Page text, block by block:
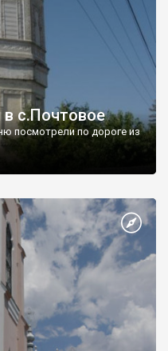
с.Почтовое
посмотрели по дороге из